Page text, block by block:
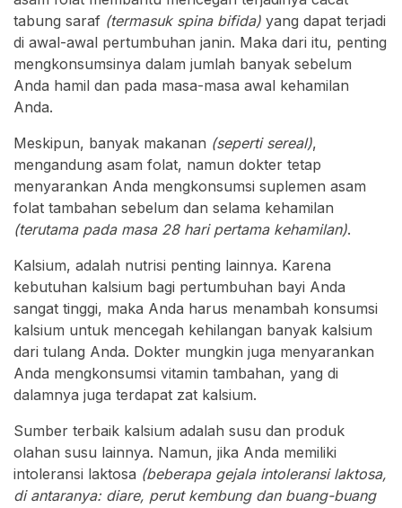
tabung saraf (termasuk spina bifida) yang dapat terjadi
di awal-awal pertumbuhan janin. Maka dari itu, penting
mengkonsumsinya dalam jumlah banyak sebelum
Anda hamil dan pada masa-masa awal kehamilan
Anda.
Meskipun, banyak makanan (seperti sereal),
mengandung asam folat, namun dokter tetap
menyarankan Anda mengkonsumsi suplemen asam
folat tambahan sebelum dan selama kehamilan
(terutama pada masa 28 hari pertama kehamilan).
Kalsium, adalah nutrisi penting lainnya. Karena
kebutuhan kalsium bagi pertumbuhan bayi Anda
sangat tinggi, maka Anda harus menambah konsumsi
kalsium untuk mencegah kehilangan banyak kalsium
dari tulang Anda. Dokter mungkin juga menyarankan
Anda mengkonsumsi vitamin tambahan, yang di
dalamnya juga terdapat zat kalsium.
Sumber terbaik kalsium adalah susu dan produk
olahan susu lainnya. Namun, jika Anda memiliki
intoleransi laktosa (beberapa gejala intoleransi laktosa,
di antaranya: diare, perut kembung dan buang-buang